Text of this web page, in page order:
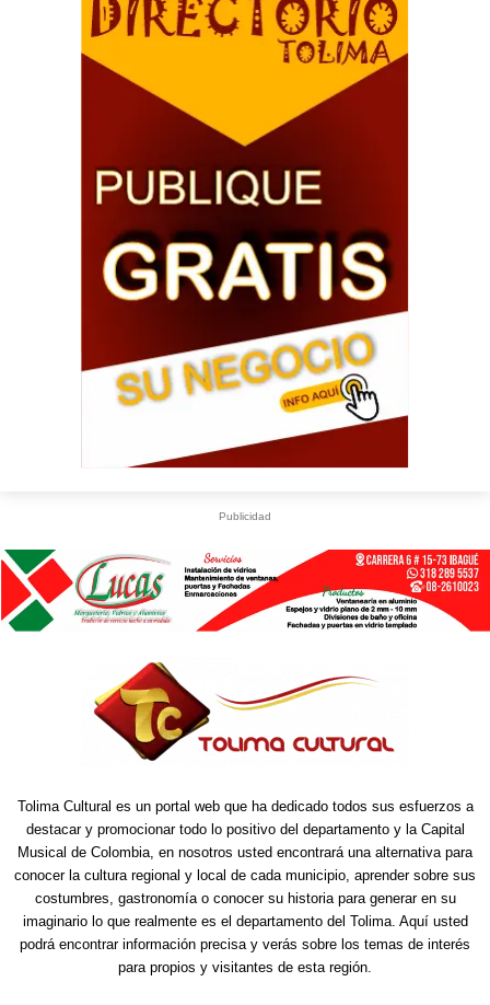
Publicidad
Tolima Cultural es un portal web que ha dedicado todos sus esfuerzos a
destacar y promocionar todo lo positivo del departamento y la Capital
Musical de Colombia, en nosotros usted encontrará una alternativa para
conocer la cultura regional y local de cada municipio, aprender sobre sus
costumbres, gastronomía o conocer su historia para generar en su
imaginario lo que realmente es el departamento del Tolima. Aquí usted
podrá encontrar información precisa y verás sobre los temas de interés
para propios y visitantes de esta región.